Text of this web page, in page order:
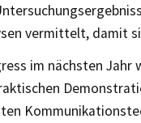
vermittelt, damit
im nächsten Jahr